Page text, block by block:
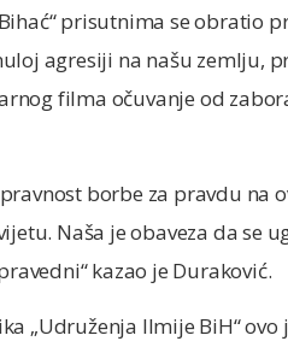
prisutnima se obratio
agresiji na našu zemlju,
filma očuvanje od
borbe za pravdu na
Naša je obaveza da se
kazao je Duraković.
„Udruženja Ilmije BiH“ ovo